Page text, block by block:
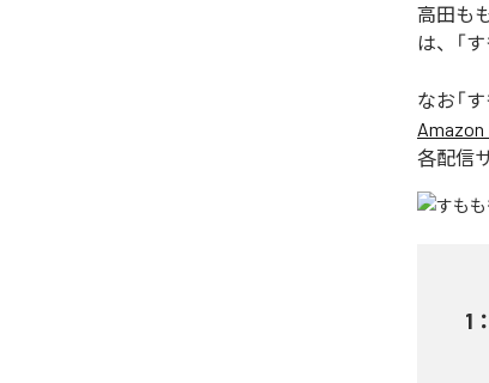
高田も
は、「
なお「
Amazon
各配信
1 ：